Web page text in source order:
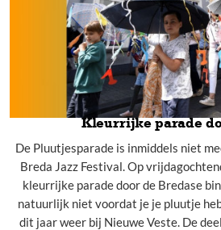
komen versieren? Schrijf je dan snel in.
broertje of zusje mee of een vriendje
Leestijd:1
Kleurrijke parade
De Pluutjesparade is inmiddels niet
Breda Jazz Festival. Op
kleurrijke parade door de Bredase
natuurlijk niet voordat je je pluutje
dit jaar weer bij Nieuwe Veste. De